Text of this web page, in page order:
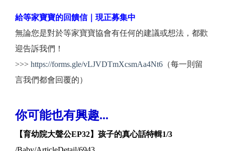
給等家寶寶的回饋信｜現正募集中
無論您是對於等家寶寶協會有任何的建議或想法，都歡
迎告訴我們！
>>> https://forms.gle/vLJVDTmXcsmAa4Nt6 （每一則留
言我們都會回覆的）
你可能也有興趣...
【育幼院大聲公EP32】孩子的真心話特輯1/3